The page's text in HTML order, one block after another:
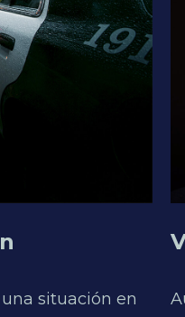
situación en